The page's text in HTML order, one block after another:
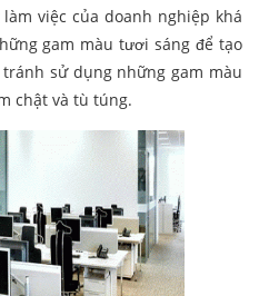
việc của doanh nghiệp khá
gam màu tươi sáng để tạo
sử dụng những gam màu
chật và tù túng.